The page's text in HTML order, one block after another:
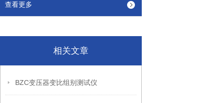
查看更多
相关文章
BZC变压器变比组别测试仪